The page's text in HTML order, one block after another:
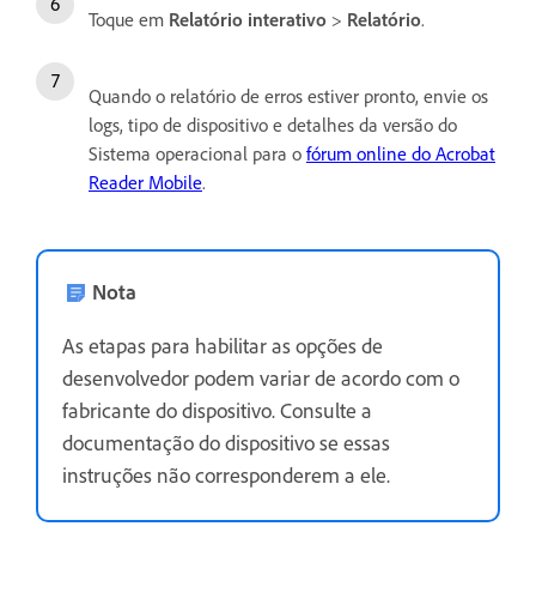
Toque em Relatório interativo > Relatório.
Quando o relatório de erros estiver pronto, envie os
logs, tipo de dispositivo e detalhes da versão do
Sistema operacional para o fórum online do Acrobat
Reader Mobile.
Nota
As etapas para habilitar as opções de
desenvolvedor podem variar de acordo com o
fabricante do dispositivo. Consulte a
documentação do dispositivo se essas
instruções não corresponderem a ele.